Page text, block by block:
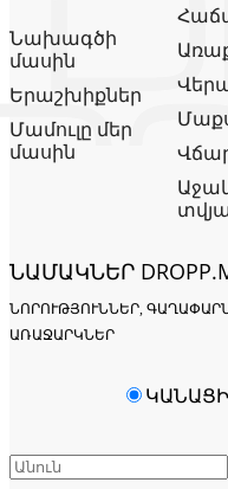
Նախագծի
մասին
Երաշխիքներ
Մամուլը մեր
մասին
ՆԱՄԱԿՆԵՐ
ՆՈՐՈՒԹՅՈՒՆՆԵՐ,
ՌԱՋԱՐԿՆԵՐ
ԿԱՆԱՑԻ